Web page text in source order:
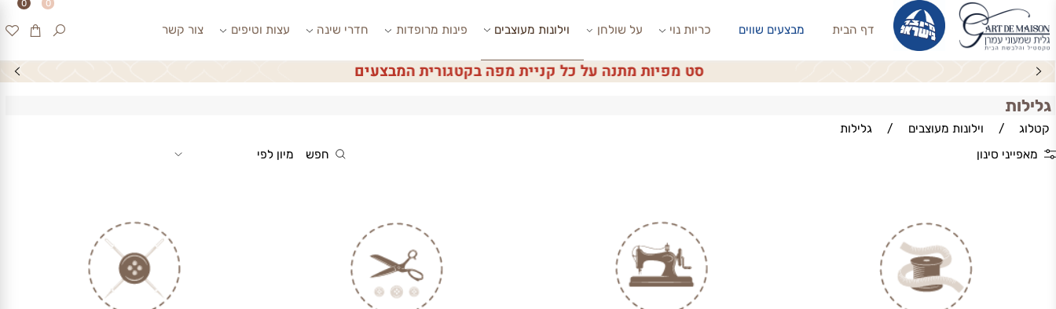
סט מפיות מתנה על כל קניית מפה בקטגורית המבצעים
0 0
דף הבית מבצעים שווים כריות נוי על שולחן וילונות מעוצבים פינות מרופדות חדרי שינה עצות וטיפים צור קשר
/ וילונות מעוצבים /
גלילות
סינון
חפש מיון לפי